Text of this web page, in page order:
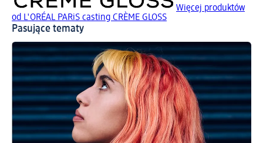
Więcej produktów
od L'ORÉAL PARiS casting CRÈME GLOSS
Pasujące tematy